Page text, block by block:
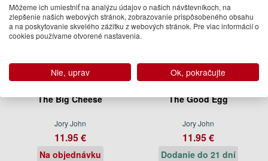
The Big Cheese
Jory John
11.95 €
Na objednávku
The Good Egg
Jory John
11.95 €
Dodanie do 21 dní
Môžeme ich umiestniť na analýzu údajov o našich návštevníkoch, na
zlepšenie našich webových stránok, zobrazovanie prispôsobeného obsahu
a na poskytovanie skvelého zážitku z webových stránok. Pre viac informácií o
cookies používame otvorené nastavenia.
Nie, uprav Ok, pokračujte